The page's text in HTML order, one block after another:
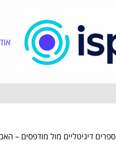
ספרים דיגיטליים מול מודפסים –